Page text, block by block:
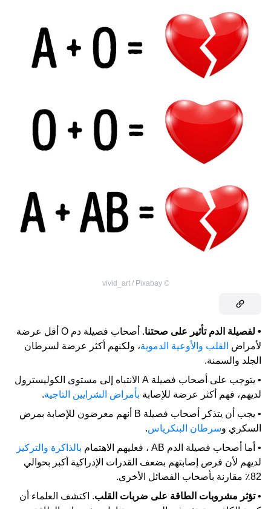
©
vivid_art / Pixabay
• لفصيلة الدم تأثير على صحتنا. أصحاب فصيلة دم O أقل عرضة
لأمراض القلب والأوعية الدموية، ولكنهم أكثر عرضة لسرطان
الجلد والسمنة.
• يتوجب على أصحاب فصيلة A الانتباه إلى مستوى الكوليسترول
لديهم، فهم أكثر عرضة للإصابة بأمراض الشرايين التاجية.
• يجب أن يتذكر أصحاب فصيلة B
أنهم معرضون للإصابة بمرض
السكري وسرطان البنكرياس.
• أما أصحاب فصيلة الدم AB ، فعليهم الاهتمام بالذاكرة والتركيز
لديهم لأن فرص إصابتهم بضعف القدرات الإدراكية أكبر بحوالي
82٪ مقارنة بأصحاب الفصائل الأخرى.
•تؤثر مشروبات الطاقة على ضربات القلب. اكتشف العلماء أن